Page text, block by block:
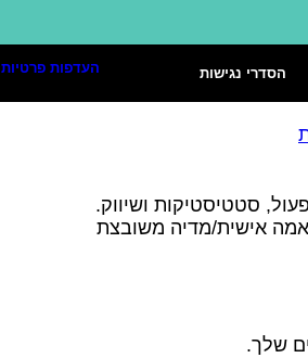
הסדרי נגישות העדפות פרטיות
סטטיסטיקות ושיווק.
אישית/מדיה משובצת
שלך.